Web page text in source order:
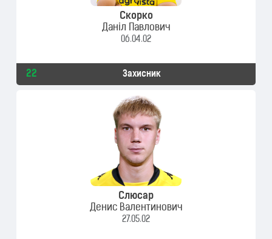
Скорко
Даніл Павлович
06.04.02
22 Захисник
Слюсар
Денис Валентинович
27.05.02